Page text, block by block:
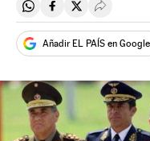
Compartir en
Compartir en
Compartir en
Añadir EL PAÍS en Google